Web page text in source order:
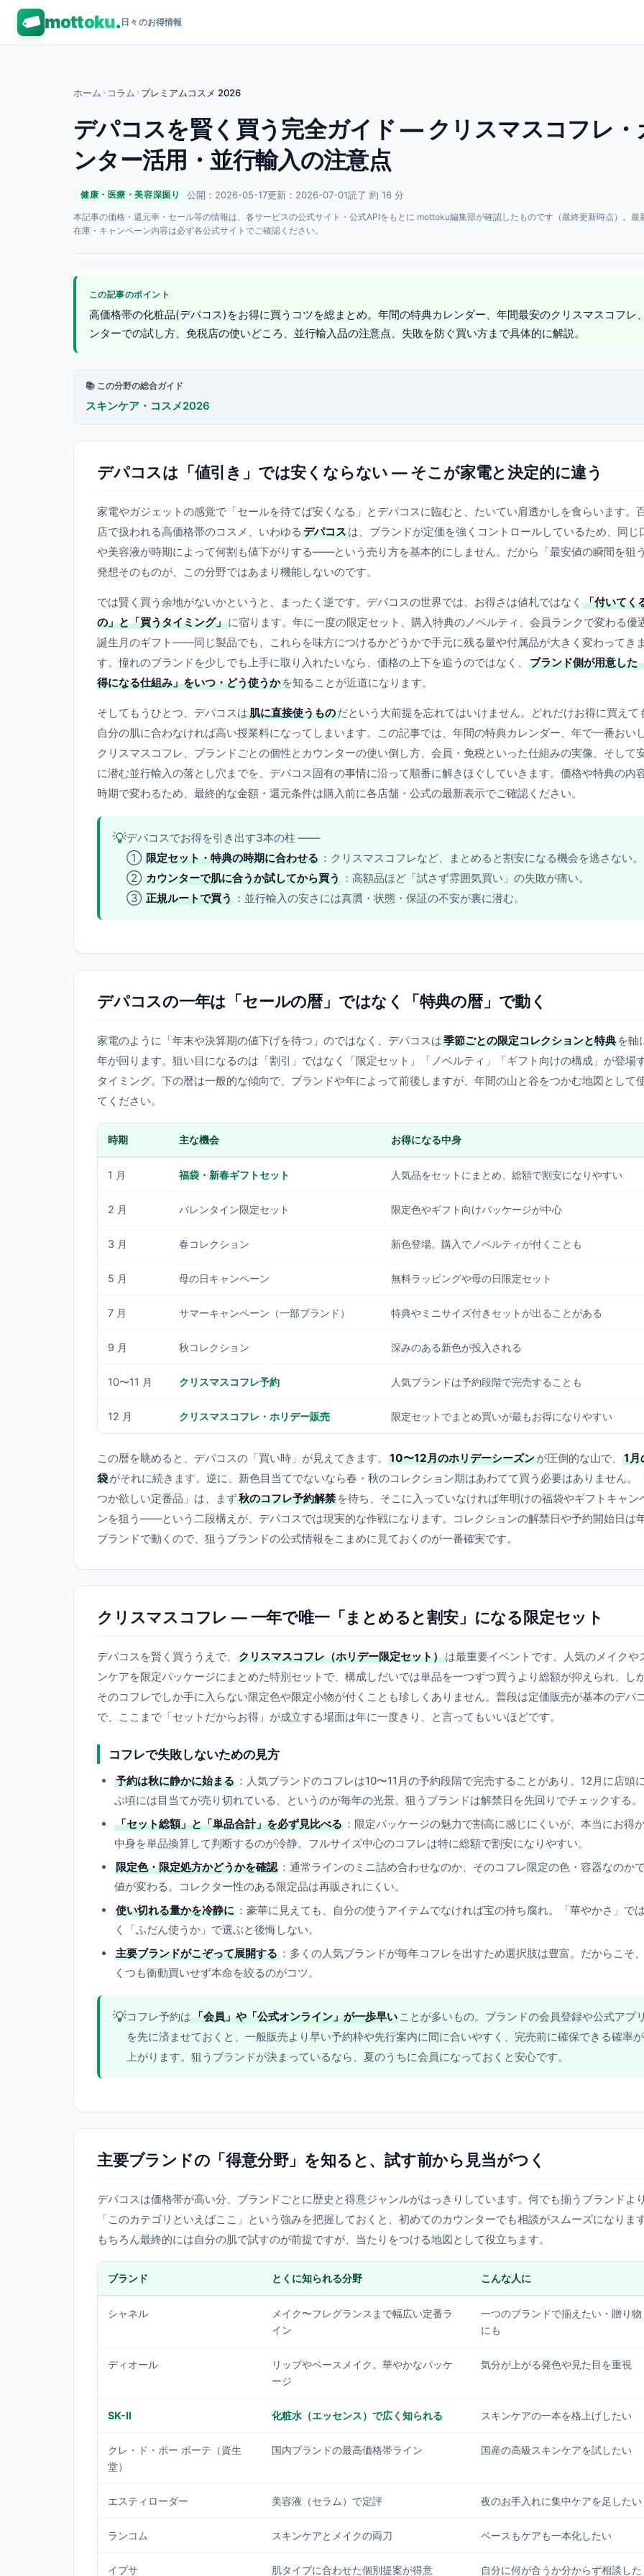
mottoku.日々のお得情報
ホーム › コラム › プレミアムコスメ 2026
デパコスを賢く買う完全ガイド — クリスマスコフレ・
ンター活用・並行輸入の注意点
健康・医療・美容深掘り 公開：2026-05-17更新：2026-07-01読了 約 16 分
本記事の価格・還元率・セール等の情報は、各サービスの公式サイト・公式APIをもとに mottoku編集部が確認したものです（最終更新時点）。最
在庫・キャンペーン内容は必ず各公式サイトでご確認ください。
この記事のポイント
高価格帯の化粧品(デパコス)をお得に買うコツを総まとめ。年間の特典カレンダー、年間最安のクリスマスコフレ
ンターでの試し方、免税店の使いどころ、並行輸入品の注意点、失敗を防ぐ買い方まで具体的に解説。
📚 この分野の総合ガイド
スキンケア・コスメ2026
デパコスは「値引き」では安くならない — そこが家電と決定的に違う
家電やガジェットの感覚で「セールを待てば安くなる」とデパコスに臨むと、たいてい肩透かしを食らいます。
店で扱われる高価格帯のコスメ、いわゆる デパコスは、ブランドが定価を強くコントロールしているため、同じ
や美容液が時期によって何割も値下がりする——という売り方を基本的にしません。だから「最安値の瞬間を狙う
発想そのものが、この分野ではあまり機能しないのです。
では賢く買う余地がないかというと、まったく逆です。デパコスの世界では、お得さは値札ではなく 「付いてく
の」と「買うタイミング」に宿ります。年に一度の限定セット、購入特典のノベルティ、会員ランクで変わる優遇
誕生月のギフト——同じ製品でも、これらを味方につけるかどうかで手元に残る量や付属品が大きく変わってきま
す。憧れのブランドを少しでも上手に取り入れたいなら、価格の上下を追うのではなく、
ブランド側が用意した
得になる仕組み」をいつ・どう使うか を知ることが近道になります。
そしてもうひとつ、デパコスは肌に直接使うものだという大前提を忘れてはいけません。どれだけお得に買えて
自分の肌に合わなければ高い授業料になってしまいます。この記事では、年間の特典カレンダー、年で一番おい
クリスマスコフレ、ブランドごとの個性とカウンターの使い倒し方、会員・免税といった仕組みの実像、そして
に潜む並行輸入の落とし穴までを、デパコス固有の事情に沿って順番に解きほぐしていきます。価格や特典の内
時期で変わるため、最終的な金額・還元条件は購入前に各店舗・公式の最新表示でご確認ください。
💡デパコスでお得を引き出す3本の柱 ——
① 限定セット・特典の時期に合わせる ：クリスマスコフレなど、まとめると割安になる機会を逃さない。
② カウンターで肌に合うか試してから買う ：高額品ほど「試さず雰囲気買い」の失敗が痛い。
③ 正規ルートで買う ：並行輸入の安さには真贋・状態・保証の不安が裏に潜む。
デパコスの一年は「セールの暦」ではなく「特典の暦」で動く
家電のように「年末や決算期の値下げを待つ」のではなく、デパコスは季節ごとの限定コレクションと特典 を軸
年が回ります。狙い目になるのは「割引」ではなく「限定セット」「ノベルティ」「ギフト向けの構成」が登場
タイミング。下の暦は一般的な傾向で、ブランドや年によって前後しますが、年間の山と谷をつかむ地図として
てください。
時期 主な機会 お得になる中身
1 月 福袋・新春ギフトセット 人気品をセットにまとめ、総額で割安になりやすい
2 月 バレンタイン限定セット 限定色やギフト向けパッケージが中心
3 月 春コレクション 新色登場。購入でノベルティが付くことも
5 月 母の日キャンペーン 無料ラッピングや母の日限定セット
7 月 サマーキャンペーン（一部ブランド） 特典やミニサイズ付きセットが出ることがある
9 月 秋コレクション 深みのある新色が投入される
10〜11 月 クリスマスコフレ予約 人気ブランドは予約段階で完売することも
12 月 クリスマスコフレ・ホリデー販売 限定セットでまとめ買いが最もお得になりやすい
この暦を眺めると、デパコスの「買い時」が見えてきます。 10〜12月のホリデーシーズンが圧倒的な山で、
1月
袋がそれに続きます。逆に、新色目当てでないなら春・秋のコレクション期はあわてて買う必要はありません。
つか欲しい定番品」は、まず秋のコフレ予約解禁 を待ち、そこに入っていなければ年明けの福袋やギフトキャン
ンを狙う——という二段構えが、デパコスでは現実的な作戦になります。コレクションの解禁日や予約開始日は
ブランドで動くので、狙うブランドの公式情報をこまめに見ておくのが一番確実です。
クリスマスコフレ — 一年で唯一「まとめると割安」になる限定セット
デパコスを賢く買ううえで、 クリスマスコフレ（ホリデー限定セット）は最重要イベントです。人気のメイクや
ンケアを限定パッケージにまとめた特別セットで、構成しだいでは単品を一つずつ買うより総額が抑えられ、し
そのコフレでしか手に入らない限定色や限定小物が付くことも珍しくありません。普段は定価販売が基本のデパ
で、ここまで「セットだからお得」が成立する場面は年に一度きり、と言ってもいいほどです。
コフレで失敗しないための見方
予約は秋に静かに始まる ：人気ブランドのコフレは10〜11月の予約段階で完売することがあり、12月に店頭
ぶ頃には目当てが売り切れている、というのが毎年の光景。狙うブランドは解禁日を先回りでチェックする。
「セット総額」と「単品合計」を必ず見比べる ：限定パッケージの魅力で割高に感じにくいが、本当にお得
中身を単品換算して判断するのが冷静。フルサイズ中心のコフレは特に総額で割安になりやすい。
限定色・限定処方かどうかを確認 ：通常ラインのミニ詰め合わせなのか、そのコフレ限定の色・容器なのか
値が変わる。コレクター性のある限定品は再販されにくい。
使い切れる量かを冷静に ：豪華に見えても、自分の使うアイテムでなければ宝の持ち腐れ。「華やかさ」で
く「ふだん使うか」で選ぶと後悔しない。
主要ブランドがこぞって展開する ：多くの人気ブランドが毎年コフレを出すため選択肢は豊富。だからこそ
くつも衝動買いせず本命を絞るのがコツ。
💡コフレ予約は「会員」や「公式オンライン」が一歩早い ことが多いもの。ブランドの会員登録や公式アプリ
を先に済ませておくと、一般販売より早い予約枠や先行案内に間に合いやすく、完売前に確保できる確率が
上がります。狙うブランドが決まっているなら、夏のうちに会員になっておくと安心です。
主要ブランドの「得意分野」を知ると、試す前から見当がつく
デパコスは価格帯が高い分、ブランドごとに歴史と得意ジャンルがはっきりしています。何でも揃うブランドより
「このカテゴリといえばここ」という強みを把握しておくと、初めてのカウンターでも相談がスムーズになります
もちろん最終的には自分の肌で試すのが前提ですが、当たりをつける地図として役立ちます。
ブランド とくに知られる分野 こんな人に
シャネル
メイク〜フレグランスまで幅広い定番ラ
イン
一つのブランドで揃えたい・贈り物
にも
ディオール
リップやベースメイク。華やかなパッケ
ージ
気分が上がる発色や見た目を重視
SK-II 化粧水（エッセンス）で広く知られる スキンケアの一本を格上げしたい
クレ・ド・ポー ボーテ（資生
堂）
国内ブランドの最高価格帯ライン 国産の高級スキンケアを試したい
エスティローダー 美容液（セラム）で定評 夜のお手入れに集中ケアを足したい
ランコム スキンケアとメイクの両刀 ベースもケアも一本化したい
イプサ 肌タイプに合わせた個別提案が得意 自分に何が合うか分からず相談した